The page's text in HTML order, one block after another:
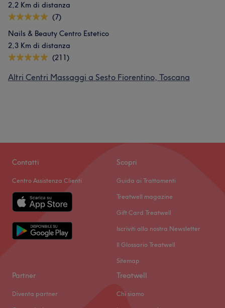
2,2 Km di distanza
(7)
Nails & Beauty Centro Estetico
2,3 Km di distanza
(211)
Altri Centri Massaggi a Sesto Fiorentino, Toscana
Contatti
Centro Assistenza Clienti
Scopri
Guida ai Trattamenti
Treatwell magazine
Gift Card Treatwell
Iscriviti alla nostra Newsletter
Il Glossario Treatwell
Sitemap
Partner
Diventa partner
Treatwell
Chi siamo